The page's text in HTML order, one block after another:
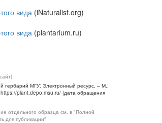
вида (iNaturalist.org)
вида (plantarium.ru)
гербарий МГУ: Электронный ресурс. – М.:
plant.depo.msu.ru/ (дата обращения
отдельного образца см. в "Полной
для публикации"